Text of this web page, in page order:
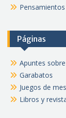
Pensamientos
Páginas
Apuntes
Garabatos
Juegos de
Libros y